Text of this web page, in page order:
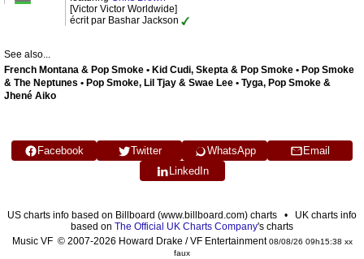
[Victor Victor Worldwide]
écrit par Bashar Jackson
See also...
French Montana & Pop Smoke • Kid Cudi, Skepta & Pop Smoke • Pop Smoke
& The Neptunes • Pop Smoke, Lil Tjay & Swae Lee • Tyga, Pop Smoke &
Jhené Aiko
Facebook Twitter WhatsApp
Email
LinkedIn
US charts info based on Billboard (www.billboard.com) charts • UK charts info
based on The Official UK Charts Company's charts
Music VF © 2007-2026 Howard Drake / VF Entertainment08/08/26 09h15:38 xx
faux